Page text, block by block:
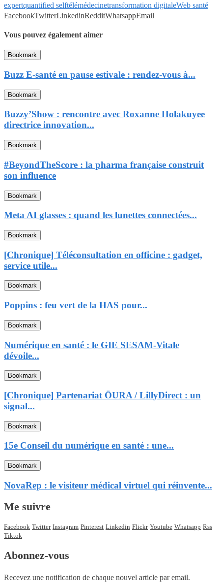
expertquantified selftélémédecinetransformation digitaleWeb santé
FacebookTwitterLinkedinRedditWhatsappEmail
Vous pouvez également aimer
Bookmark
Buzz E-santé en pause estivale : rendez-vous à...
Bookmark
Buzzy’Show : rencontre avec Roxanne Holakuyee
directrice innovation...
Bookmark
#BeyondTheScore : la pharma française construit
son influence
Bookmark
Meta AI glasses : quand les lunettes connectées...
Bookmark
[Chronique] Téléconsultation en officine : gadget,
service utile...
Bookmark
Poppins : feu vert de la HAS pour...
Bookmark
Numérique en santé : le GIE SESAM-Vitale
dévoile...
Bookmark
[Chronique] Partenariat ŌURA / LillyDirect : un
signal...
Bookmark
15e Conseil du numérique en santé : une...
Bookmark
NovaRep : le visiteur médical virtuel qui réinvente...
Me suivre
Facebook Twitter Instagram Pinterest Linkedin Flickr Youtube Whatsapp Rss
Tiktok
Abonnez-vous
Recevez une notification de chaque nouvel article par email.